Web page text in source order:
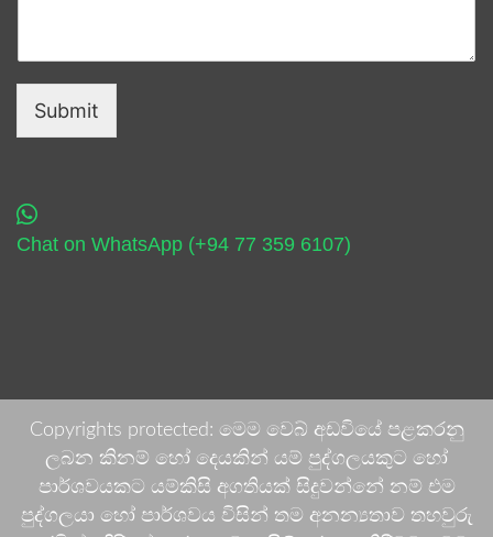
Submit
Chat on WhatsApp (+94 77 359 6107)
Copyrights protected: මෙම වෙබ් අඩවියේ පළකරනු
ලබන කිනම් හෝ දෙයකින් යම් පුද්ගලයකුට හෝ
පාර්ශවයකට යම්කිසි අගතියක් සිදුවන්නේ නම් එම
පුද්ගලයා හෝ පාර්ශවය විසින් තම අනන්‍යතාව තහවුරු